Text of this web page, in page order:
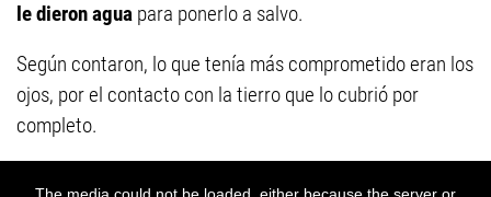
le dieron agua para ponerlo a salvo.
Según contaron, lo que tenía más comprometido eran los
ojos, por el contacto con la tierro que lo cubrió por
completo.